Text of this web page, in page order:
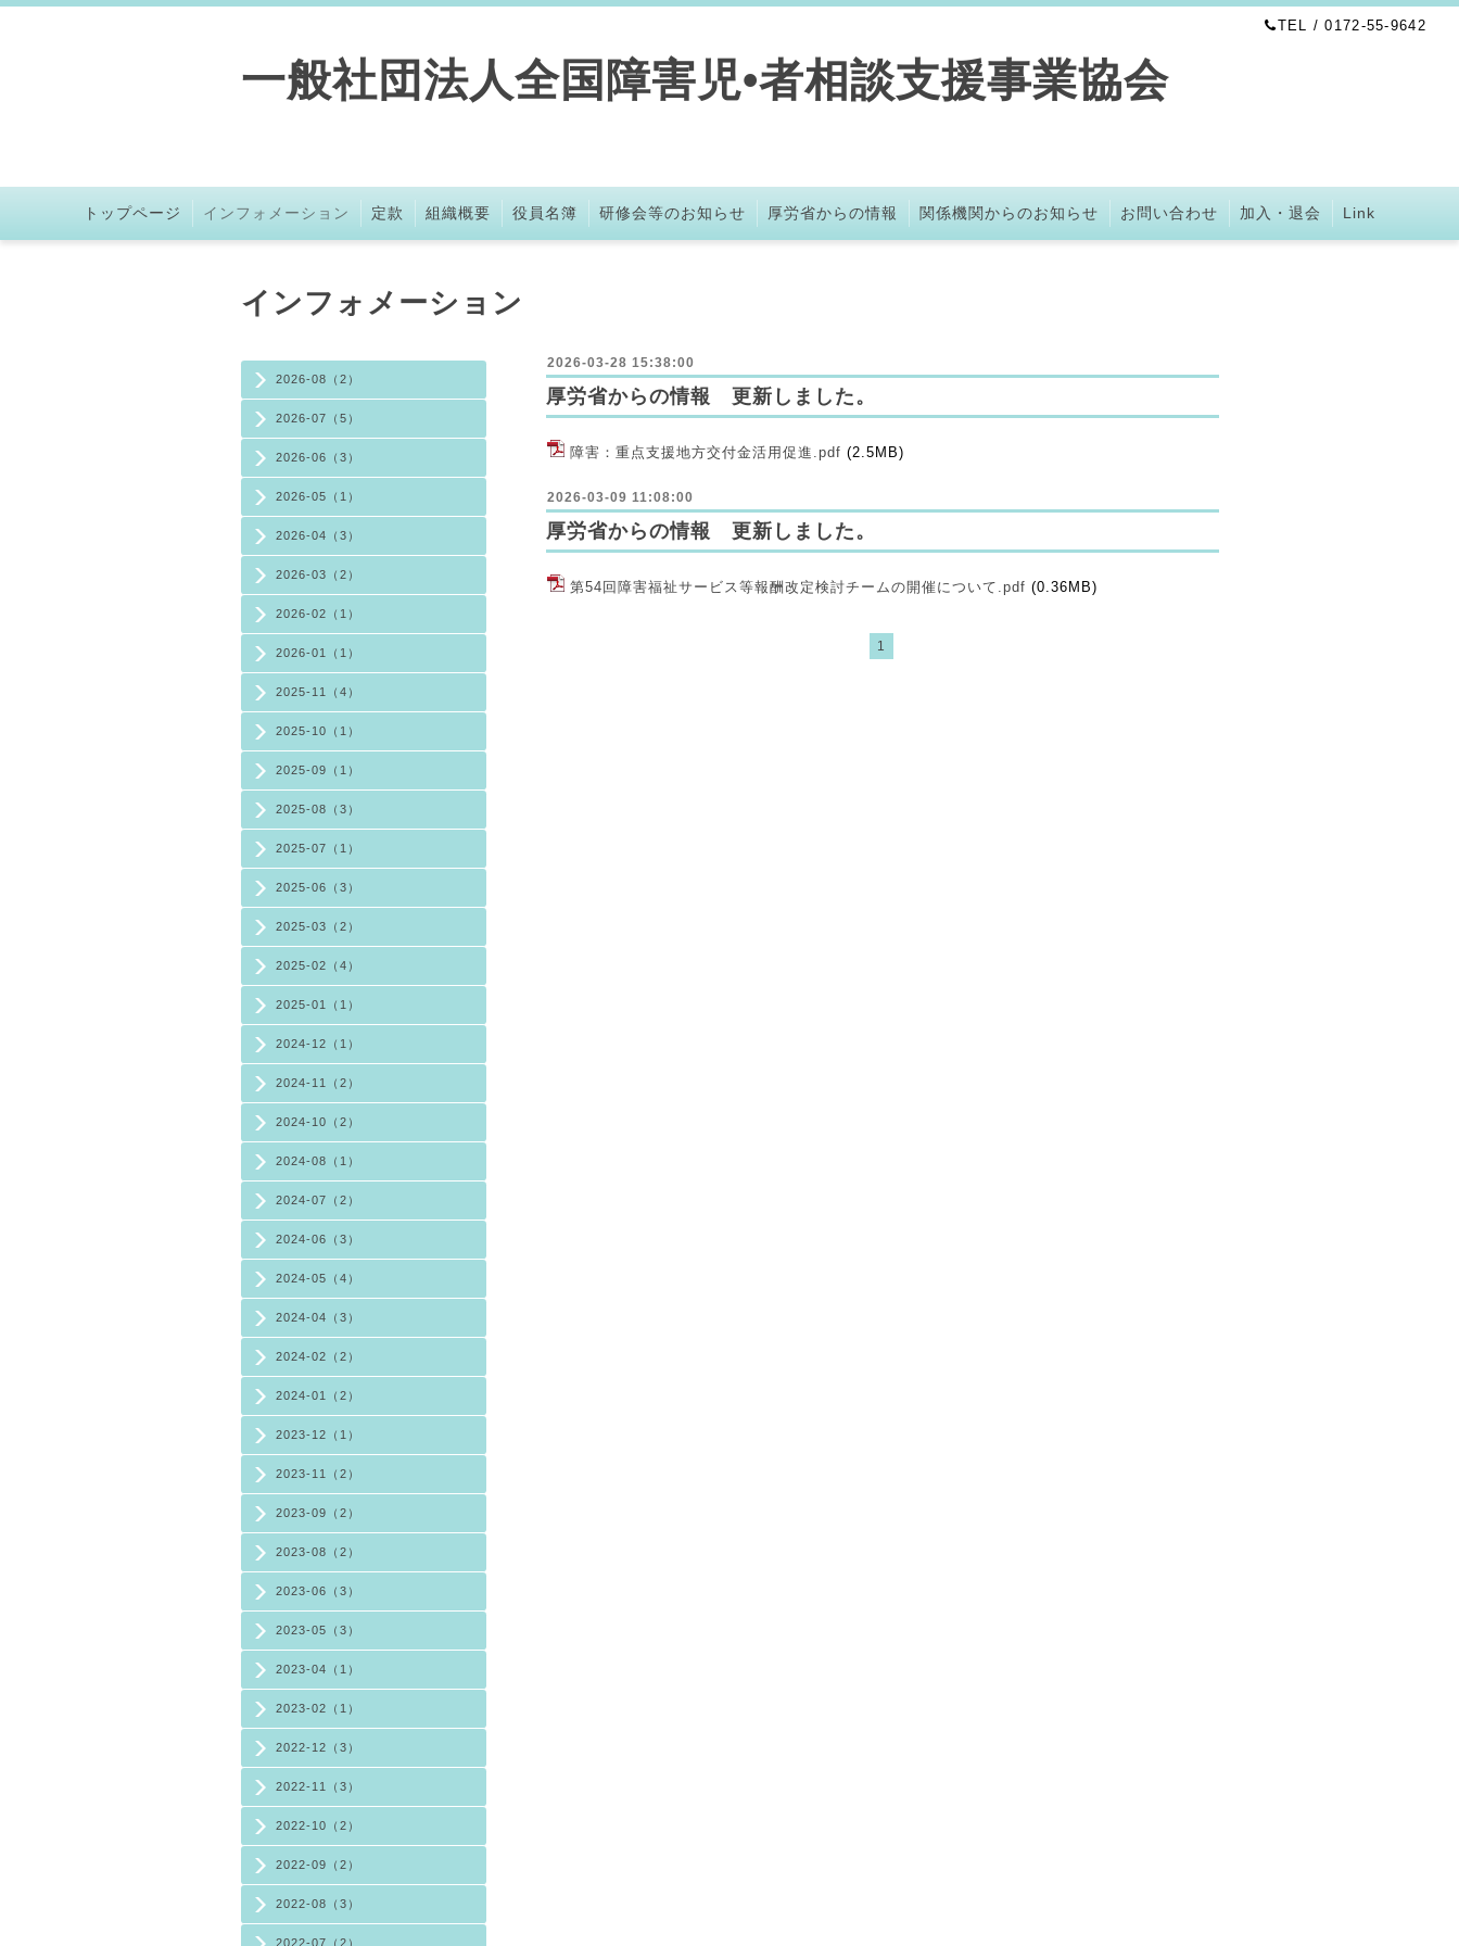
TEL / 0172-55-9642
一般社団法人全国障害児•者相談支援事業協会
トップページ インフォメーション 定款 組織概要 役員名簿 研修会等のお知らせ 厚労省からの情報 関係機関からのお知らせ お問い合わせ 加入・退会 Link
2026-08（2）
2026-07（5）
2026-06（3）
2026-05（1）
2026-04（3）
2026-03（2）
2026-02（1）
2026-01（1）
2025-11（4）
2025-10（1）
2025-09（1）
2025-08（3）
2025-07（1）
2025-06（3）
2025-03（2）
2025-02（4）
2025-01（1）
2024-12（1）
2024-11（2）
2024-10（2）
2024-08（1）
2024-07（2）
2024-06（3）
2024-05（4）
2024-04（3）
2024-02（2）
2024-01（2）
2023-12（1）
2023-11（2）
2023-09（2）
2023-08（2）
2023-06（3）
2023-05（3）
2023-04（1）
2023-02（1）
2022-12（3）
2022-11（3）
2022-10（2）
2022-09（2）
2022-08（3）
2022-07（2）
インフォメーション
2026-03-28 15:38:00
厚労省からの情報 更新しました。
障害：重点支援地方交付金活用促進.pdf (2.5MB)
2026-03-09 11:08:00
厚労省からの情報 更新しました。
第54回障害福祉サービス等報酬改定検討チームの開催について.pdf (0.36MB)
1